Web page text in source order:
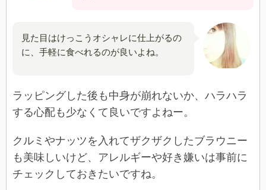
見た目はけっこうオシャレに仕上がるの
に、手軽に食べれるのが良いよね。
ラッピングした後も中身が崩れないか、ハラハラ
する心配も少なくて良いですよねー。
クルミやナッツを入れてザクザクしたブラウニー
も美味しいけど、アレルギーや好き嫌いは事前に
チェックしておきたいですね。